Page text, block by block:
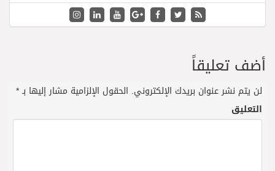
أضف تعليقاً
لن يتم نشر عنوان بريدك الإلكتروني. الحقول الإلزامية مشار إليها بـ*
التعليق